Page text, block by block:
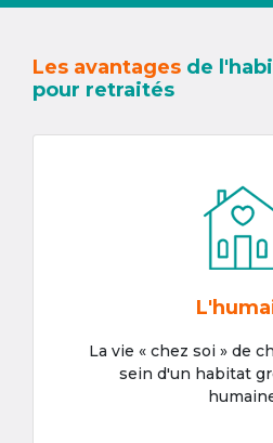
Les avantages de
pour retraités
La vie « chez soi » de
sein d'un habitat